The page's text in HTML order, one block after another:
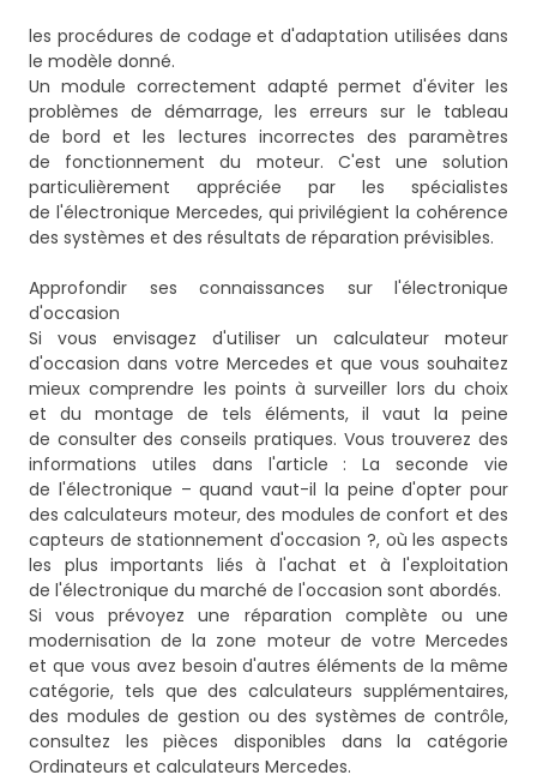
les procédures de codage et d'adaptation utilisées dans
le modèle donné.
Un module correctement adapté permet d'éviter les
problèmes de démarrage, les erreurs sur le tableau
de bord et les lectures incorrectes des paramètres
de fonctionnement du moteur. C'est une solution
particulièrement appréciée par les spécialistes
de l'électronique Mercedes, qui privilégient la cohérence
des systèmes et des résultats de réparation prévisibles.
Approfondir ses connaissances sur l'électronique
d'occasion
Si vous envisagez d'utiliser un calculateur moteur
d'occasion dans votre Mercedes et que vous souhaitez
mieux comprendre les points à surveiller lors du choix
et du montage de tels éléments, il vaut la peine
de consulter des conseils pratiques. Vous trouverez des
informations utiles dans l'article :La seconde vie
de l'électronique – quand vaut-il la peine d'opter pour
des calculateurs moteur, des modules de confort et des
capteurs de stationnement d'occasion ?, où les aspects
les plus importants liés à l'achat et à l'exploitation
de l'électronique du marché de l'occasion sont abordés.
Si vous prévoyez une réparation complète ou une
modernisation de la zone moteur de votre Mercedes
et que vous avez besoin d'autres éléments de la même
catégorie, tels que des calculateurs supplémentaires,
des modules de gestion ou des systèmes de contrôle,
consultez les pièces disponibles dans la catégorie
Ordinateurs et calculateurs Mercedes.